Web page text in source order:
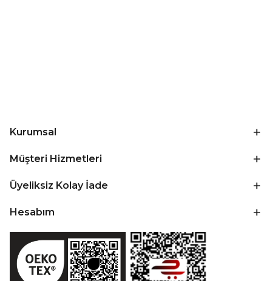
Kurumsal
Müşteri Hizmetleri
Üyeliksiz Kolay İade
Hesabım